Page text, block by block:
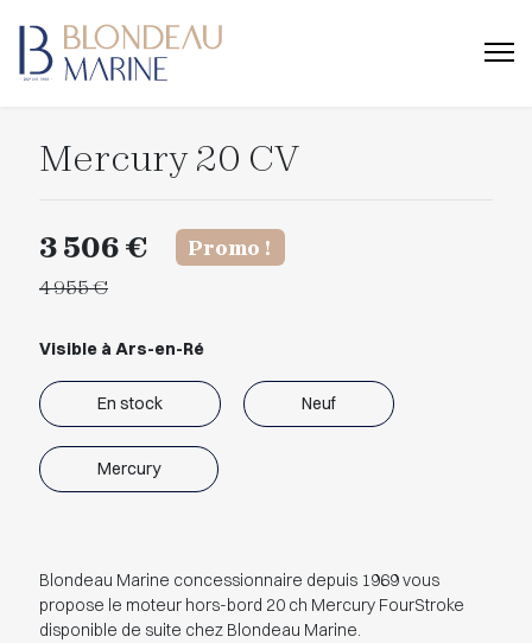
Mercury 20 CV
3 506 €
Promo !
4 955 €
Visible à Ars-en-Ré
En stock Neuf
Mercury
Blondeau Marine concessionnaire depuis 1969 vous
propose le moteur hors-bord 20 ch Mercury FourStroke
disponible de suite chez Blondeau Marine.